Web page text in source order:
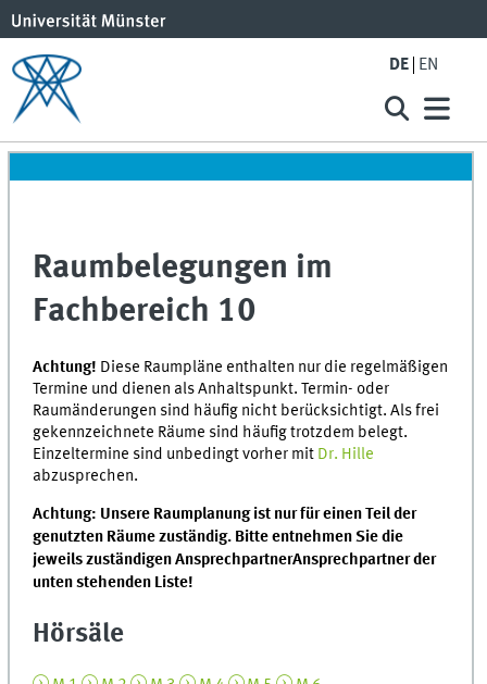
DE EN
Raumbelegungen im
Fachbereich 10
Achtung! Diese Raumpläne enthalten nur die regelmäßigen
Termine und dienen als Anhaltspunkt. Termin- oder
Raumänderungen sind häufig nicht berücksichtigt. Als frei
gekennzeichnete Räume sind häufig trotzdem belegt.
Einzeltermine sind unbedingt vorher mit Dr. Hille
abzusprechen.
Achtung: Unsere Raumplanung ist nur für einen Teil der
genutzten Räume zuständig. Bitte entnehmen Sie die
jeweils zuständigen AnsprechpartnerAnsprechpartner der
unten stehenden Liste!
Hörsäle